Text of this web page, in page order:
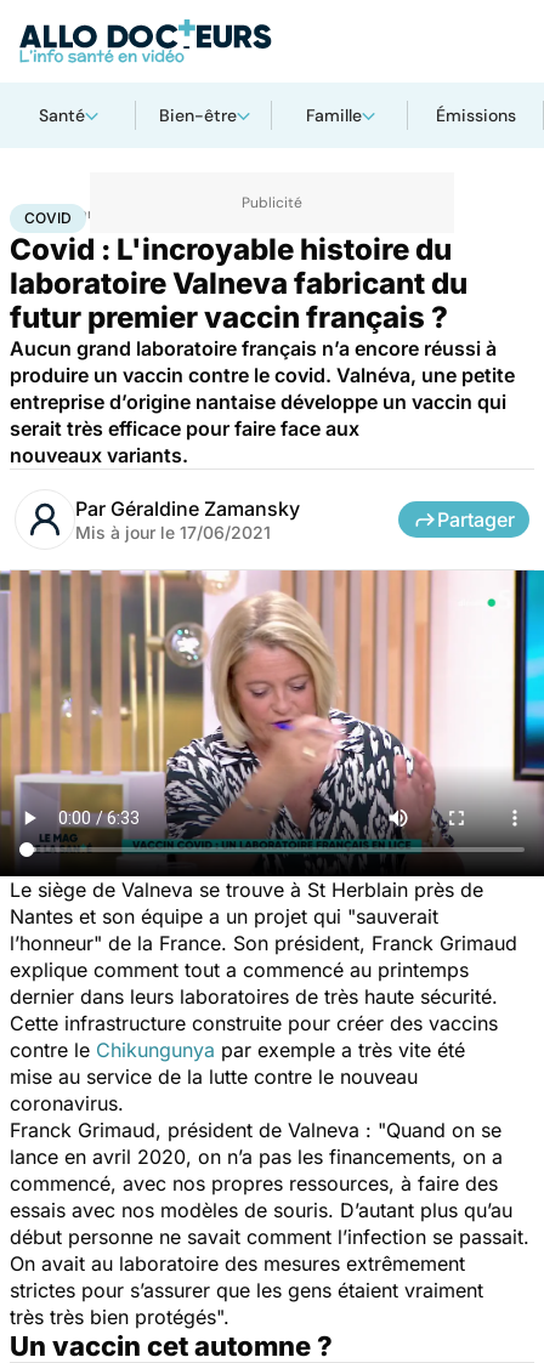
Santé Bien-être Famille Émissions
Accueil Santé Covid
COVID
Covid : L'incroyable histoire du
laboratoire Valneva fabricant du
futur premier vaccin français ?
Aucun grand laboratoire français n’a encore réussi à
produire un vaccin contre le covid. Valnéva, une petite
entreprise d’origine nantaise développe un vaccin qui
serait très efficace pour faire face aux
nouveaux variants.
Par Géraldine Zamansky
Mis à jour le 17/06/2021
Partager
Le siège de Valneva se trouve à St Herblain près de
Nantes et son équipe a un projet qui "sauverait
l’honneur" de la France. Son président, Franck Grimaud
explique comment tout a commencé au printemps
dernier dans leurs laboratoires de très haute sécurité.
Cette infrastructure construite pour créer des vaccins
contre le Chikungunya par exemple a très vite été
mise au service de la lutte contre le nouveau
coronavirus.
Franck Grimaud, président de Valneva : "Quand on se
lance en avril 2020, on n’a pas les financements, on a
commencé, avec nos propres ressources, à faire des
essais avec nos modèles de souris. D’autant plus qu’au
début personne ne savait comment l’infection se passait.
On avait au laboratoire des mesures extrêmement
strictes pour s’assurer que les gens étaient vraiment
très très bien protégés".
Un vaccin cet automne ?